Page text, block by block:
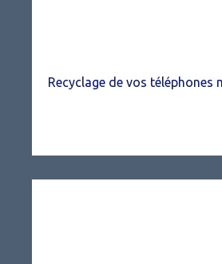
Recyclage de vos téléphones